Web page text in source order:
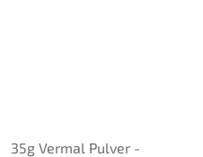
35g Vermal Pulver -